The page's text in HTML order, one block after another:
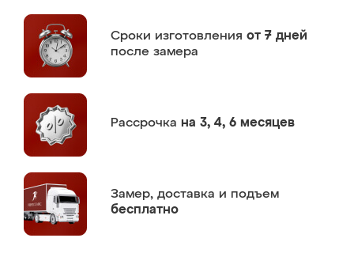
Сроки изготовления от 7 дней
после замера
Рассрочка на 3, 4, 6 месяцев
Замер, доставка и подъем
бесплатно